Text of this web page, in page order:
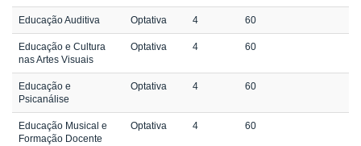
Educação Auditiva Optativa 4 60
Educação e Cultura
nas Artes Visuais
Optativa 4 60
Educação e
Psicanálise
Optativa 4 60
Educação Musical e
Formação Docente
Optativa 4 60